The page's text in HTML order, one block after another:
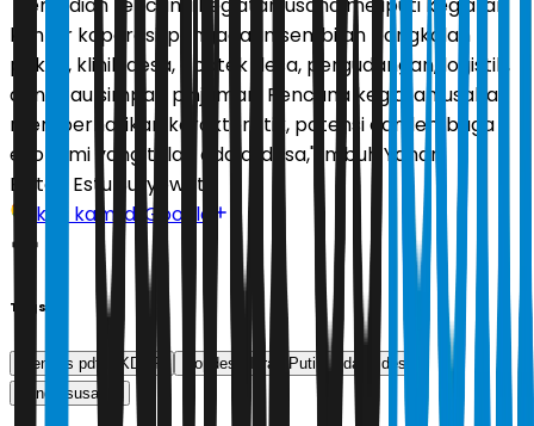
"Kemudian rencana kegiatan usaha meliputi kegiatan
kantor koperasi, pengadaan sembilan pangkalan
pokok, klinik desa, apotek desa, pergudangan, logistik,
dan atau simpan pinjaman. Rencana kegiatan usaha
memperhatikan karakteristik, potensi dan lembaga
ekonomi yang telah ada di desa," imbuh Yandri.
Editor: Estu Suryowati
Ikuti kami di Google
Tags
mendes pdt KDMP Kopdes Merah Putih
dana desa
yandri susanto